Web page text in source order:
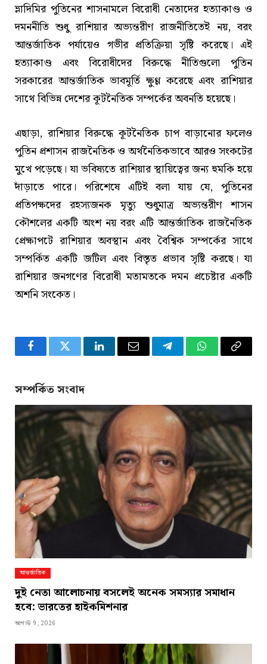
ভ্লাদিমির পুতিনের শাসনামলে বিরোধী নেতাদের হত্যাকাণ্ড ও
দমননীতি শুধু রাশিয়ার অভ্যন্তরীণ রাজনীতিতেই নয়, বরং
আন্তর্জাতিক পর্যায়েও গভীর প্রতিক্রিয়া সৃষ্টি করেছে। এই
হত্যাকাণ্ড এবং বিরোধীদের বিরুদ্ধে নীতিগুলো পুতিন
সরকারের আন্তর্জাতিক ভাবমূর্তি ক্ষুণ্ণ করেছে এবং রাশিয়ার
সাথে বিভিন্ন দেশের কূটনৈতিক সম্পর্কের অবনতি হয়েছে।
এছাড়া, রাশিয়ার বিরুদ্ধে কূটনৈতিক চাপ বাড়ানোর ফলেও
পুতিন প্রশাসন রাজনৈতিক ও অর্থনৈতিকভাবে আরও সংকটের
মুখে পড়েছে। যা ভবিষ্যতে রাশিয়ার স্থায়িত্বের জন্য হুমকি হয়ে
দাঁড়াতে পারে। পরিশেষে এটিই বলা যায় যে, পুতিনের
প্রতিপক্ষদের রহস্যজনক মৃত্যু শুধুমাত্র অভ্যন্তরীণ শাসন
কৌশলের একটি অংশ নয় বরং এটি আন্তর্জাতিক রাজনৈতিক
প্রেক্ষাপটে রাশিয়ার অবস্থান এবং বৈশ্বিক সম্পর্কের সাথে
সম্পর্কিত একটি জটিল এবং বিস্তৃত প্রভাব সৃষ্টি করছে। যা
রাশিয়ার জনগণের বিরোধী মতামতকে দমন প্রচেষ্টার একটি
অশনি সংকেত।
FacebookTwitter LinkedInEmail TelegramWhatsApp
Copy
সম্পর্কিত সংবাদ
আন্তর্জাতিক
দুই নেতা আলোচনায় বসলেই অনেক সমস্যার সমাধান
হবে: ভারতের হাইকমিশনার
আগস্ট 9, 2026